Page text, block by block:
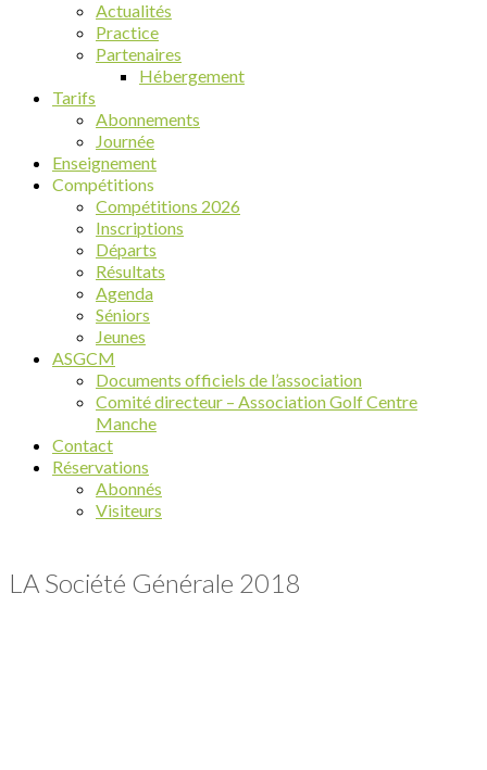
Actualités
Practice
Partenaires
Hébergement
Tarifs
Abonnements
Journée
Enseignement
Compétitions
Compétitions 2026
Inscriptions
Départs
Résultats
Agenda
Séniors
Jeunes
ASGCM
Documents officiels de l’association
Comité directeur – Association Golf Centre
Manche
Contact
Réservations
Abonnés
Visiteurs
LA Société Générale 2018